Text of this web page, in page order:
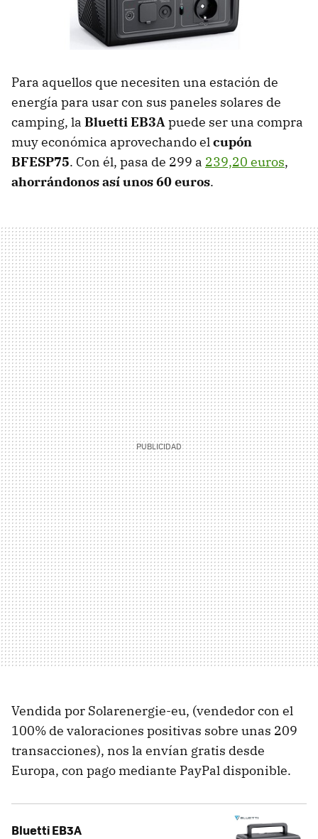
Para aquellos que necesiten una estación de
energía para usar con sus paneles solares de
camping, la Bluetti EB3Apuede ser una compra
muy económica aprovechando elcupón
BFESP75. Con él, pasa de 299 a 239,20 euros,
ahorrándonos así unos 60 euros.
Vendida por Solarenergie-eu, (vendedor con el
100% de valoraciones positivas sobre unas 209
transacciones), nos la envían gratis desde
Europa, con pago mediante PayPal disponible.
Bluetti EB3A